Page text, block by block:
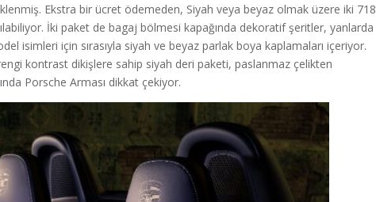
Ekstra bir ücret ödemeden, Siyah veya beyaz olmak üzere iki 718
İki paket de bagaj bölmesi kapağında dekoratif şeritler, yanlarda
isimleri için sırasıyla siyah ve beyaz parlak boya kaplamaları içeriyor.
kontrast dikişlere sahip siyah deri paketi, paslanmaz çelikten
Porsche Arması dikkat çekiyor.